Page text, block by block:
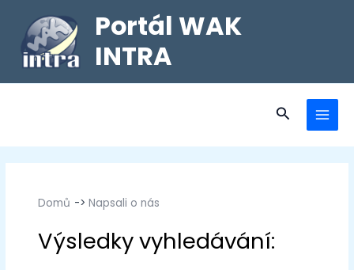
Portál WAK
INTRA
Domů Napsali o nás
Napsali o nás